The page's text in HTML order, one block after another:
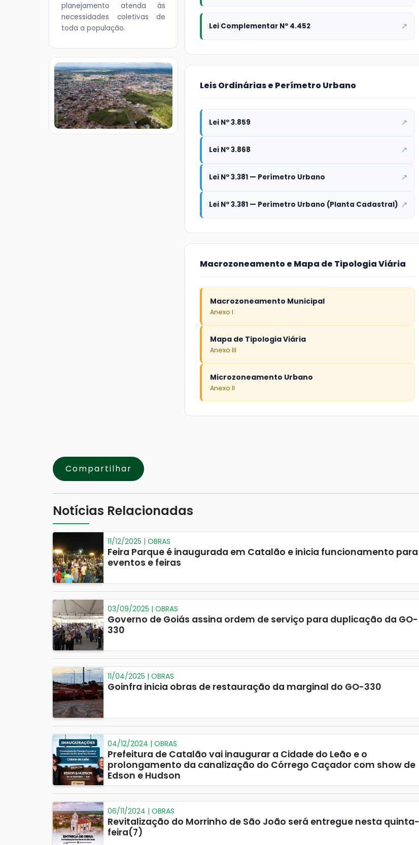
planejamento atenda às
necessidades coletivas de
toda a população.
Lei Complementar Nº 4.452 ↗
Leis Ordinárias e Perímetro Urbano
Lei Nº 3.859 ↗
Lei Nº 3.868 ↗
Lei Nº 3.381 — Perímetro Urbano ↗
Lei Nº 3.381 — Perímetro Urbano (Planta Cadastral) ↗
Macrozoneamento e Mapa de Tipologia Viária
Macrozoneamento Municipal
Anexo I
Mapa de Tipologia Viária
Anexo III
Microzoneamento Urbano
Anexo II
Compartilhar
Notícias Relacionadas
11/12/2025 | OBRAS
Feira Parque é inaugurada em Catalão e inicia funcionamento para
eventos e feiras
03/09/2025 | OBRAS
Governo de Goiás assina ordem de serviço para duplicação da GO-
330
11/04/2025 | OBRAS
Goinfra inicia obras de restauração da marginal do GO-330
04/12/2024 | OBRAS
Prefeitura de Catalão vai inaugurar a Cidade do Leão e o
prolongamento da canalização do Córrego Caçador com show de
Edson e Hudson
06/11/2024 | OBRAS
Revitalização do Morrinho de São João será entregue nesta quinta-
feira(7)